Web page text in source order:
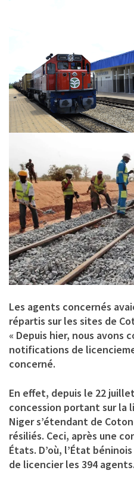
Les agents concernés
répartis sur les sites de
« Depuis hier, nous avons
notifications de
concerné.
En effet, depuis le 22
concession portant sur la
Niger s’étendant de
résiliés. Ceci, après une
États. D’où, l’État
de licencier les 394 agents.